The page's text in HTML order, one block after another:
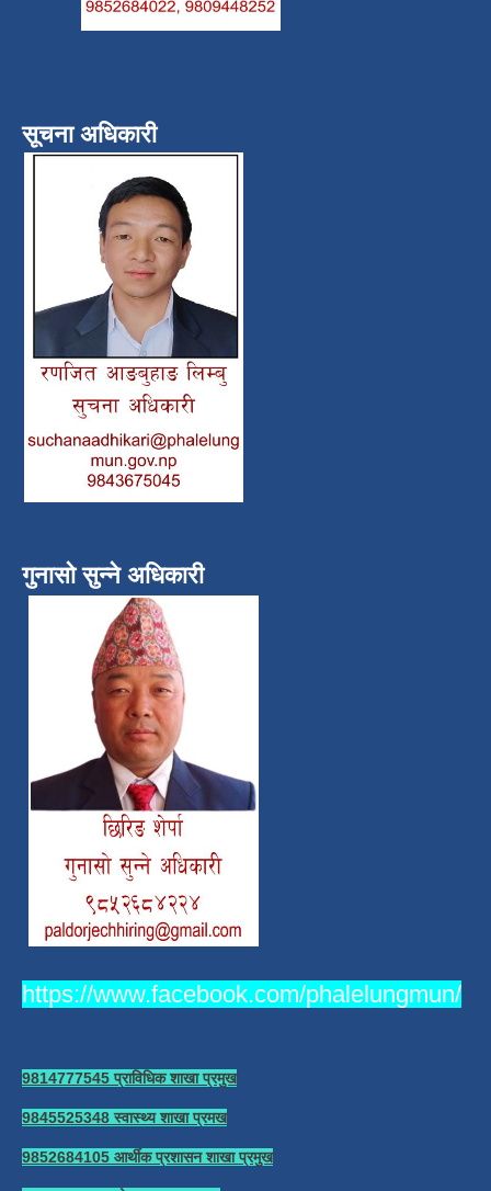
सूचना अधिकारी
गुनासो सुन्ने अधिकारी
https://www.facebook.com/phalelungmun/
9814777545 प्राविधिक शाखा प्रमुख
9845525348 स्वास्थ्य शाखा प्रमख
9852684105 आर्थीक प्रशासन शाखा प्रमुख